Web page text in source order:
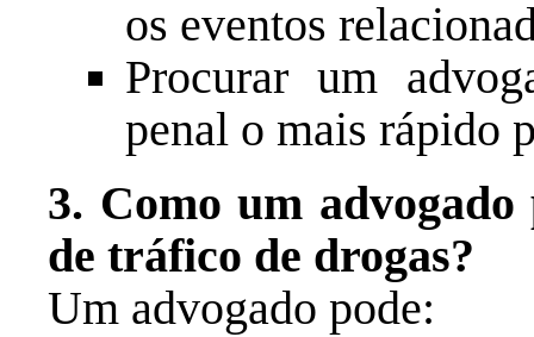
os eventos
Procurar um
penal o mais rápido
3. Como um
de tráfico de drogas?
Um advogado pode: